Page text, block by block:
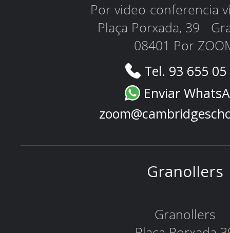
Por video-conferencia
Plaça Porxada, 39 -
08401 Por
Tel. 93 655
Enviar
Granollers
Granollers